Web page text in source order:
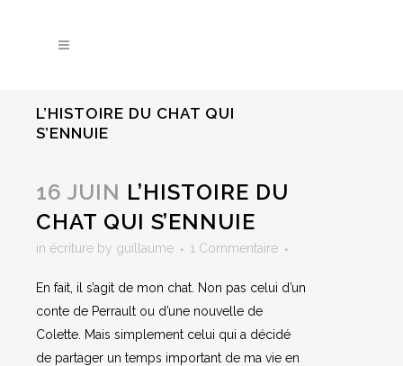
L’HISTOIRE DU CHAT QUI
S’ENNUIE
16 JUIN L’HISTOIRE DU
CHAT QUI S’ENNUIE
in écriture by guillaume 1 Commentaire
En fait, il s’agit de mon chat. Non pas celui d’un
conte de Perrault ou d’une nouvelle de
Colette. Mais simplement celui qui a décidé
de partager un temps important de ma vie en